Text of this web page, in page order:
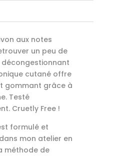
aux notes
un peu de
cutané offre
gommant grâce à
Testé
Cruetly Free !
formulé et
mon atelier en
méthode de